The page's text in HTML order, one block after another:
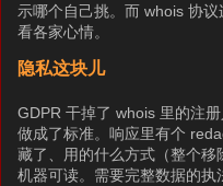
示哪个自己挑。而 whois 协
看各家心情。
隐私这块儿
GDPR 干掉了 whois 里的注
做成了标准。响应里有个
藏了、用的什么方式（整个移
机器可读。需要完整数据的